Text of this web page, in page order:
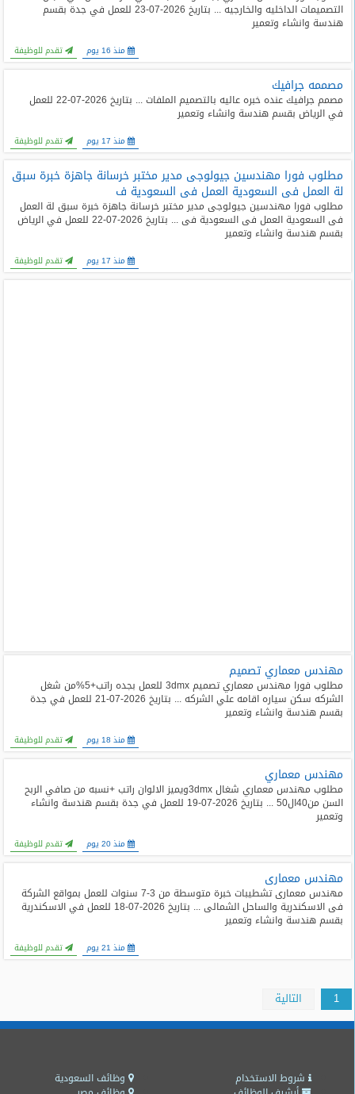
التصميمات الداخليه والخارجيه ... بتاريخ 2026-07-23 للعمل في جدة بقسم
هندسة وانشاء وتعمير
منذ 16 يوم تقدم للوظيفة
مصممه جرافيك
مصمم جرافيك عنده خبره عاليه بالتصميم الملفات ... بتاريخ 2026-07-22 للعمل
في الرياض بقسم هندسة وانشاء وتعمير
منذ 17 يوم تقدم للوظيفة
مطلوب فورا مهندسين جيولوجى مدير مختبر خرسانة جاهزة خبرة سبق
لة العمل فى السعودية العمل فى السعودية ف
مطلوب فورا مهندسين جيولوجى مدير مختبر خرسانة جاهزة خبرة سبق لة العمل
فى السعودية العمل فى السعودية فى ... بتاريخ 2026-07-22 للعمل في الرياض
بقسم هندسة وانشاء وتعمير
منذ 17 يوم تقدم للوظيفة
مهندس معماري تصميم
مطلوب فورا مهندس معماري تصميم 3dmx للعمل بجده راتب+5%من شغل
الشركه سكن سياره اقامه علي الشركه ... بتاريخ 2026-07-21 للعمل في جدة
بقسم هندسة وانشاء وتعمير
منذ 18 يوم تقدم للوظيفة
مهندس معماري
مطلوب مهندس معماري شغال 3dmxويميز الالوان راتب +نسبه من صافي الربح
السن من40ال50 ... بتاريخ 2026-07-19 للعمل في جدة بقسم هندسة وانشاء
وتعمير
منذ 20 يوم تقدم للوظيفة
مهندس معمارى
مهندس معمارى تشطيبات خبرة متوسطة من 3-7 سنوات للعمل بمواقع الشركة
فى الاسكندرية والساحل الشمالى ... بتاريخ 2026-07-18 للعمل في الاسكندرية
بقسم هندسة وانشاء وتعمير
منذ 21 يوم تقدم للوظيفة
1 التالية
وظائف السعودية
شروط الاستخدام